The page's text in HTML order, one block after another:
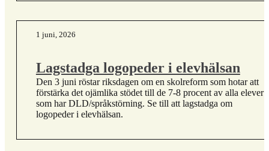
Lagstadga logopeder i elevhälsan
1 juni, 2026
Den 3 juni röstar riksdagen om en skolreform som hotar att
förstärka det ojämlika stödet till de 7-8 procent av alla elever
som har DLD/språkstörning. Se till att lagstadga om
logopeder i elevhälsan.